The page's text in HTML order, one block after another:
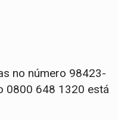
no número 98423-
0800 648 1320 está